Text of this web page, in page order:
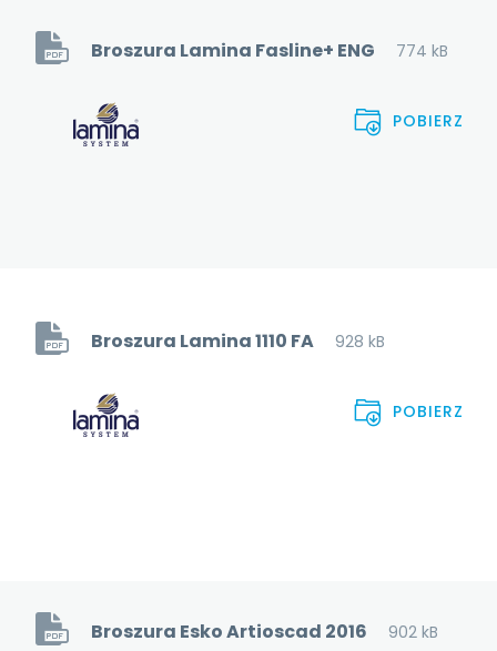
Broszura Lamina Fasline+ ENG 774 kB
POBIERZ
Broszura Lamina 1110 FA 928 kB
POBIERZ
Broszura Esko Artioscad 2016 902 kB